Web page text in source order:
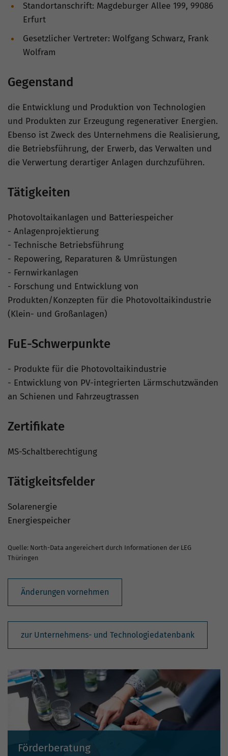
Standortanschrift: Magdeburger Allee 199, 99086
Erfurt
Gesetzlicher Vertreter: Wolfgang Schwarz, Frank
Wolfram
Gegenstand
die Entwicklung und Produktion von Technologien
und Produkten zur Erzeugung regenerativer Energien.
Ebenso ist Zweck des Unternehmens die Realisierung,
die Betriebsführung, der Erwerb, das Verwalten und
die Verwertung derartiger Anlagen durchzuführen.
Tätigkeiten
Photovoltaikanlagen und Batteriespeicher
- Anlagenprojektierung
- Technische Betriebsführung
- Repowering, Reparaturen & Umrüstungen
- Fernwirkanlagen
- Forschung und Entwicklung von
Produkten/Konzepten für die Photovoltaikindustrie
(Klein- und Großanlagen)
FuE-Schwerpunkte
- Produkte für die Photovoltaikindustrie
- Entwicklung von PV-integrierten Lärmschutzwänden
an Schienen und Fahrzeugtrassen
Zertifikate
MS-Schaltberechtigung
Tätigkeitsfelder
Solarenergie
Energiespeicher
Quelle: North-Data angereichert durch Informationen der LEG
Thüringen
Änderungen vornehmen
zur Unternehmens- und Technologiedatenbank
Förderberatung